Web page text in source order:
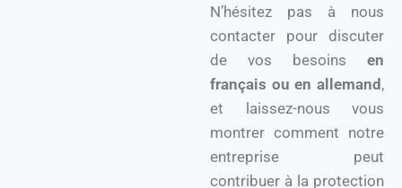
N’hésitez pas à nous
contacter pour discuter
de vos besoins en
français ou en allemand,
et laissez-nous vous
montrer comment notre
entreprise peut
contribuer à la protection